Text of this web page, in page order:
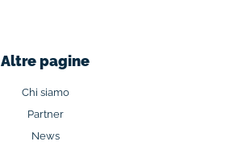
Altre pagine
Chi siamo
Partner
News